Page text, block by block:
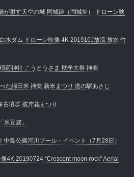
が射す天空の城 岡城跡（岡城址） ドローン映
水ダム ドローン映像 4K 201910J放流 放水 竹
荷神社 こうとうさま 秋季大祭 神楽
た綿田米 神楽 新米まつり 道の駅あさじ
墳群 彼岸花まつり
豆腐」
島公園河川プール・イベント（7月28日）
4K 20190724 “Crescent moon rock” Aerial